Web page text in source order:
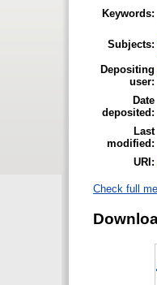
Keywords:
Subjects:
Depositing
user:
Date
deposited:
Last
modified:
URI:
Check full